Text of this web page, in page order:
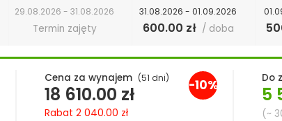
29.08.2026 - 31.08.2026
Termin zajęty
31.08.2026 - 01.09.2026
600.00 zł / doba
Cena za wynajem (51 dni)
18 610.00 zł
Rabat 2 040.00 zł
-10% Do
5
(~